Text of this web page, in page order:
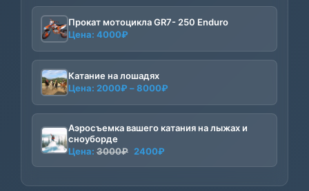
Прокат мотоцикла GR7- 250 Enduro
Цена: 4000₽
Катание на лошадях
Цена: 2000₽ –8000₽
2000₽
–
Аэросъемка вашего катания на лыжах и
сноуборде
Цена: 3000₽ Первоначальная
2400₽